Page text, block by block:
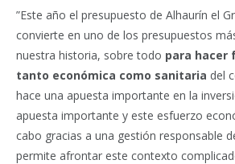
”Este año el presupuesto de Alhaurín el
convierte en uno de los presupuestos
nuestra historia, sobre todo para hacer
tanto económica como sanitaria del
hace una apuesta importante en la
apuesta importante y este esfuerzo
cabo gracias a una gestión responsable
permite afrontar este contexto